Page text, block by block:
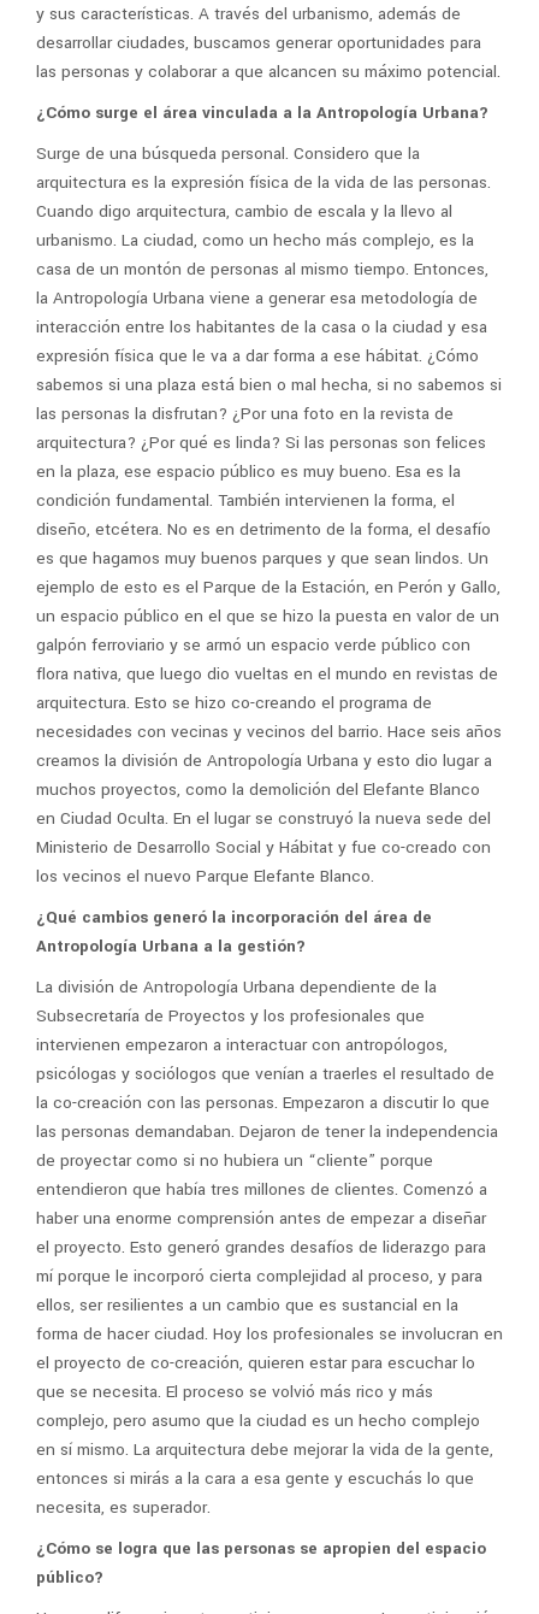
y sus características. A través del urbanismo, además de
desarrollar ciudades, buscamos generar oportunidades para
las personas y colaborar a que alcancen su máximo potencial.
¿Cómo surge el área vinculada a la Antropología Urbana?
Surge de una búsqueda personal. Considero que la
arquitectura es la expresión física de la vida de las personas.
Cuando digo arquitectura, cambio de escala y la llevo al
urbanismo. La ciudad, como un hecho más complejo, es la
casa de un montón de personas al mismo tiempo. Entonces,
la Antropología Urbana viene a generar esa metodología de
interacción entre los habitantes de la casa o la ciudad y esa
expresión física que le va a dar forma a ese hábitat. ¿Cómo
sabemos si una plaza está bien o mal hecha, si no sabemos si
las personas la disfrutan? ¿Por una foto en la revista de
arquitectura? ¿Por qué es linda? Si las personas son felices
en la plaza, ese espacio público es muy bueno. Esa es la
condición fundamental. También intervienen la forma, el
diseño, etcétera. No es en detrimento de la forma, el desafío
es que hagamos muy buenos parques y que sean lindos. Un
ejemplo de esto es el Parque de la Estación, en Perón y Gallo,
un espacio público en el que se hizo la puesta en valor de un
galpón ferroviario y se armó un espacio verde público con
flora nativa, que luego dio vueltas en el mundo en revistas de
arquitectura. Esto se hizo co-creando el programa de
necesidades con vecinas y vecinos del barrio. Hace seis años
creamos la división de Antropología Urbana y esto dio lugar a
muchos proyectos, como la demolición del Elefante Blanco
en Ciudad Oculta. En el lugar se construyó la nueva sede del
Ministerio de Desarrollo Social y Hábitat y fue co-creado con
los vecinos el nuevo Parque Elefante Blanco.
¿Qué cambios generó la incorporación del área de
Antropología Urbana a la gestión?
La división de Antropología Urbana dependiente de la
Subsecretaría de Proyectos y los profesionales que
intervienen empezaron a interactuar con antropólogos,
psicólogas y sociólogos que venían a traerles el resultado de
la co-creación con las personas. Empezaron a discutir lo que
las personas demandaban. Dejaron de tener la independencia
de proyectar como si no hubiera un “cliente” porque
entendieron que había tres millones de clientes. Comenzó a
haber una enorme comprensión antes de empezar a diseñar
el proyecto. Esto generó grandes desafíos de liderazgo para
mí porque le incorporó cierta complejidad al proceso, y para
ellos, ser resilientes a un cambio que es sustancial en la
forma de hacer ciudad. Hoy los profesionales se involucran en
el proyecto de co-creación, quieren estar para escuchar lo
que se necesita. El proceso se volvió más rico y más
complejo, pero asumo que la ciudad es un hecho complejo
en sí mismo. La arquitectura debe mejorar la vida de la gente,
entonces si mirás a la cara a esa gente y escuchás lo que
necesita, es superador.
¿Cómo se logra que las personas se apropien del espacio
público?